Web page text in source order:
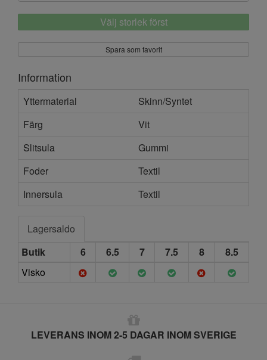
Välj storlek först
Spara som favorit
Information
Yttermaterial
Skinn/Syntet
Färg
Vit
Slitsula
Gummi
Foder
Textil
Innersula
Textil
Lagersaldo
Butik
6 6.5 7 7.5 8
8.5
Visko
LEVERANS INOM 2-5 DAGAR INOM SVERIGE